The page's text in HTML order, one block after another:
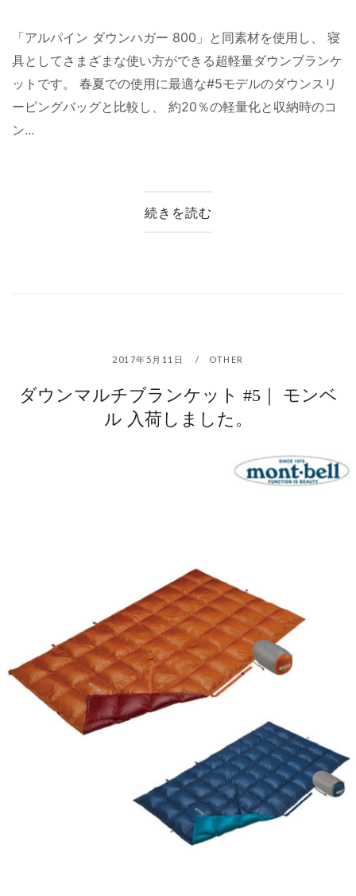
「アルパイン ダウンハガー 800」と同素材を使用し、 寝
具としてさまざまな使い方ができる超軽量ダウンブランケ
ットです。 春夏での使用に最適な#5モデルのダウンスリ
ーピングバッグと比較し、 約20％の軽量化と収納時のコ
ン...
続きを読む
2017年5月11日 OTHER
ダウンマルチブランケット #5｜ モンベ
ル 入荷しました。